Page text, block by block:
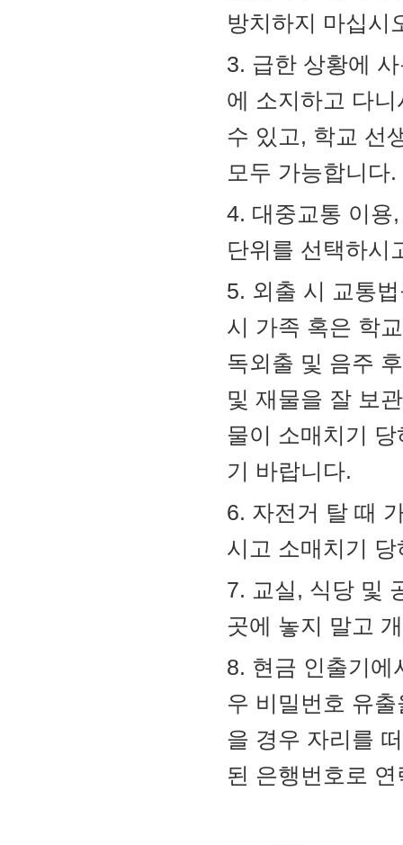
방치하지 마십시
3. 급한 상황에
에 소지하고 다
수 있고, 학교 선
모두 가능합니다.
4. 대중교통 이용
단위를 선택하시
5. 외출 시 교통
시 가족 혹은 학
독외출 및 음주
및 재물을 잘 보
물이 소매치기
기 바랍니다.
6. 자전거 탈 때
시고 소매치기
7. 교실, 식당 및
곳에 놓지 말고
8. 현금 인출기에
우 비밀번호 유
을 경우 자리를
된 은행번호로